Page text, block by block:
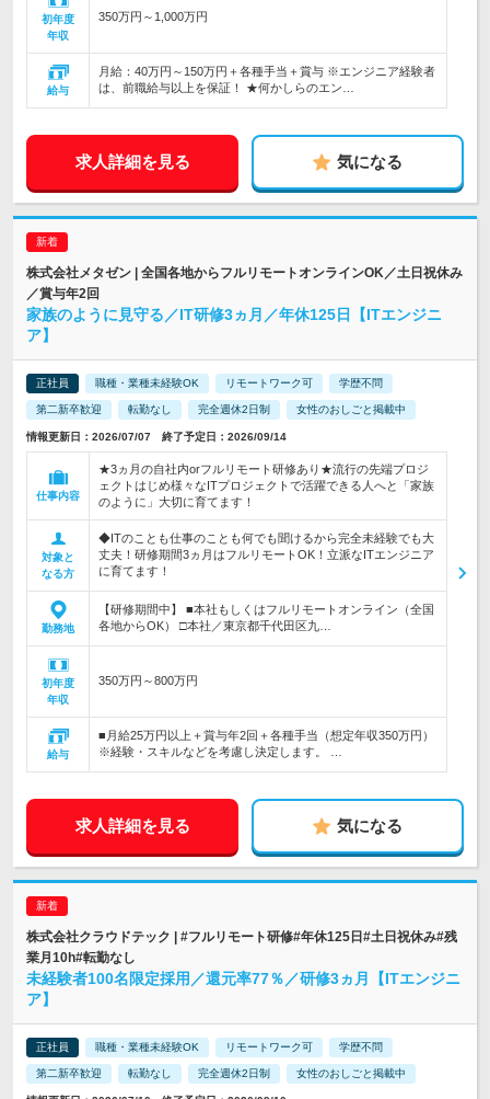
初年度
年収
350万円～1,000万円
給与
月給：40万円～150万円＋各種手当＋賞与 ※エンジニア経験者
は、前職給与以上を保証！ ★何かしらのエン…
求人詳細を見る 気になる
株式会社メタゼン | 全国各地からフルリモートオンラインOK／土日祝休み
／賞与年2回
家族のように見守る／IT研修3ヵ月／年休125日【ITエンジニ
ア】
正社員 職種・業種未経験OK リモートワーク可 学歴不問
第二新卒歓迎 転勤なし 完全週休2日制 女性のおしごと掲載中
情報更新日：2026/07/07 終了予定日：2026/09/14
仕事内容
★3ヵ月の自社内orフルリモート研修あり★流行の先端プロジ
ェクトはじめ様々なITプロジェクトで活躍できる人へと「家族
のように」大切に育てます！
対象と
なる方
◆ITのことも仕事のことも何でも聞けるから完全未経験でも大
丈夫！研修期間3ヵ月はフルリモートOK！立派なITエンジニア
に育てます！
勤務地
【研修期間中】 ■本社もしくはフルリモートオンライン（全国
各地からOK） □本社／東京都千代田区九…
初年度
年収
350万円～800万円
給与
■月給25万円以上＋賞与年2回＋各種手当（想定年収350万円）
※経験・スキルなどを考慮し決定します。 …
求人詳細を見る 気になる
株式会社クラウドテック | #フルリモート研修#年休125日#土日祝休み#残
業月10h#転勤なし
未経験者100名限定採用／還元率77％／研修3ヵ月【ITエンジニ
ア】
正社員 職種・業種未経験OK リモートワーク可 学歴不問
第二新卒歓迎 転勤なし 完全週休2日制 女性のおしごと掲載中